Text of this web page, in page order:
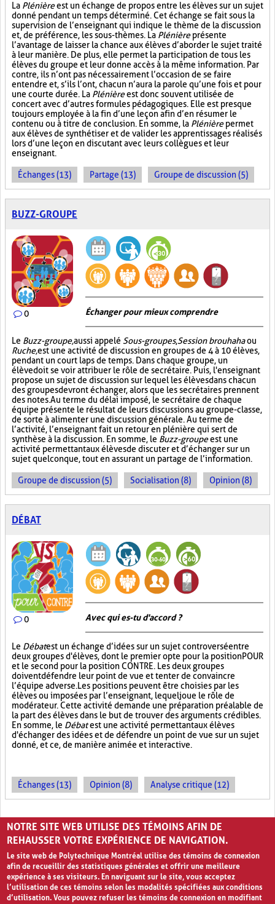
La Plénièreest un échange de propos entre les élèves sur un sujet
donné pendant un temps déterminé. Cet échange se fait sous la
supervision de l’enseignant qui indique le thème de la discussion
et, de préférence, les sous-thèmes. La Plénièreprésente
l’avantage de laisser la chance aux élèves d’aborder le sujet traité
à leur manière. De plus, elle permet la participation de tous les
élèves du groupe et leur donne accès à la même information. Par
contre, ils n’ont pas nécessairement l’occasion de se faire
entendre et, s’ils l’ont, chacun n’aura la parole qu’une fois et pour
une courte durée. La Plénièreest donc souvent utilisée de
concert avec d’autres formules pédagogiques. Elle est presque
toujours employée à la fin d’une leçon afin d’en résumer le
contenu ou à titre de conclusion. En somme, la Plénièrepermet
aux élèves de synthétiser et de valider les apprentissages réalisés
lors d’une leçon en discutant avec leurs collègues et leur
enseignant.
Échanges (13) Partage (13) Groupe de discussion (5)
BUZZ-GROUPE
0 Échanger pour mieux comprendre
Le Buzz-groupe,aussi appelé Sous-groupes,Session brouhahaou
Ruche,est une activité de discussion en groupes de 4 à 10 élèves,
pendant un court laps de temps. Dans chaque groupe, un
élève doit se voir attribuer le rôle de secrétaire. Puis, l'enseignant
propose un sujet de discussion sur lequel les élèves dans chacun
des groupes devront échanger, alors que les secrétaires prennent
des notes. Au terme du délai imposé, le secrétaire de chaque
équipe présente le résultat de leurs discussions au groupe-classe,
de sorte à alimenter une discussion générale. Au terme de
l’activité, l’enseignant fait un retour en plénière qui sert de
synthèse à la discussion. En somme, le Buzz-groupeest une
activité permettant aux élèves de discuter et d’échanger sur un
sujet quelconque, tout en assurant un partage de l’information.
Groupe de discussion (5) Socialisation (8) Opinion (8)
DÉBAT
0 Avec qui es-tu d'accord ?
Le Débatest un échange d’idées sur un sujet controversé entre
deux groupes d'élèves, dont le premier opte pour la position POUR
et le second pour la position CONTRE. Les deux groupes
doivent défendre leur point de vue et tenter de convaincre
l’équipe adverse. Les positions peuvent être choisies par les
élèves ou imposées par l’enseignant, lequel joue le rôle de
modérateur. Cette activité demande une préparation préalable de
la part des élèves dans le but de trouver des arguments crédibles.
En somme, le Débatest une activité permettant aux élèves
d'échanger des idées et de défendre un point de vue sur un sujet
donné, et ce, de manière animée et interactive.
Échanges (13) Opinion (8) Analyse critique (12)
PAGES
1 2 › »
NOTRE SITE WEB UTILISE DES TÉMOINS AFIN DE
REHAUSSER VOTRE EXPÉRIENCE DE NAVIGATION.
Le site web de Polytechnique Montréal utilise des témoins de connexion
afin de recueillir des statistiques générales et offrir une meilleure
expérience à ses visiteurs. En naviguant sur le site, vous acceptez
l’utilisation de ces témoins selon les modalités spécifiées aux conditions
d’utilisation. Vous pouvez refuser les témoins de connexion en modifiant